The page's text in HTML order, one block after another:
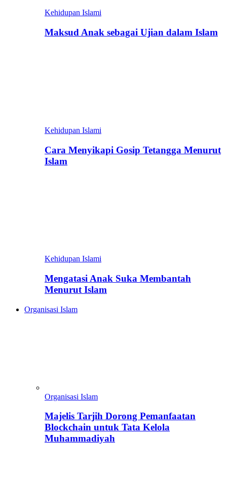
Kehidupan Islami
Maksud Anak sebagai Ujian dalam Islam
Kehidupan Islami
Cara Menyikapi Gosip Tetangga Menurut
Islam
Kehidupan Islami
Mengatasi Anak Suka Membantah
Menurut Islam
Organisasi Islam
Organisasi Islam
Majelis Tarjih Dorong Pemanfaatan
Blockchain untuk Tata Kelola
Muhammadiyah